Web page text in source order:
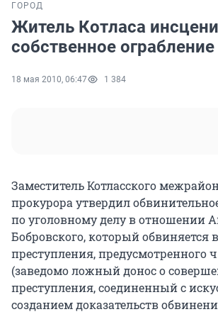
ГОРОД
Житель Котласа
собственное ограбление
18 мая 2010, 06:47 1 384
Заместитель Котласского
прокурора утвердил
по уголовному делу в отношении
Бобровского, который обвиняется
преступления, предусмотренного
(заведомо ложный донос о
преступления, соединенный с
созданием доказательств